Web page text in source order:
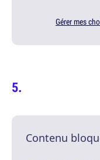
Gérer mes
Contenu